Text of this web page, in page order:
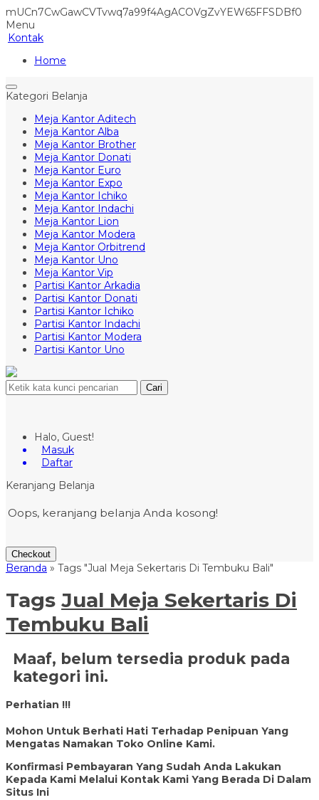
mUCn7CwGawCVTvwq7a99f4AgACOVgZvYEW65FFSDBf0
Menu
Kontak
Home
Kategori Belanja
Meja Kantor Aditech
Meja Kantor Alba
Meja Kantor Brother
Meja Kantor Donati
Meja Kantor Euro
Meja Kantor Expo
Meja Kantor Ichiko
Meja Kantor Indachi
Meja Kantor Lion
Meja Kantor Modera
Meja Kantor Orbitrend
Meja Kantor Uno
Meja Kantor Vip
Partisi Kantor Arkadia
Partisi Kantor Donati
Partisi Kantor Ichiko
Partisi Kantor Indachi
Partisi Kantor Modera
Partisi Kantor Uno
Cari
Halo, Guest!
Masuk
Daftar
Keranjang Belanja
Oops, keranjang belanja Anda kosong!
Checkout
Beranda » Tags "Jual Meja Sekertaris Di Tembuku Bali"
Tags Jual Meja Sekertaris Di
Tembuku Bali
Maaf, belum tersedia produk pada
kategori ini.
Perhatian !!!
Mohon Untuk Berhati Hati Terhadap Penipuan Yang
Mengatas Namakan Toko Online Kami.
Konfirmasi Pembayaran Yang Sudah Anda Lakukan
Kepada Kami Melalui Kontak Kami Yang Berada Di Dalam
Situs Ini